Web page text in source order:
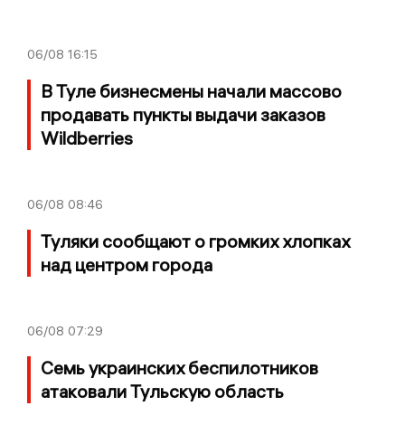
06/08 16:15
В Туле бизнесмены начали массово
продавать пункты выдачи заказов
Wildberries
06/08 08:46
Туляки сообщают о громких хлопках
над центром города
06/08 07:29
Семь украинских беспилотников
атаковали Тульскую область